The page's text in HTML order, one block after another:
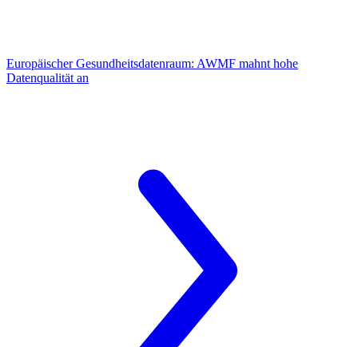
Europäischer Gesundheitsdatenraum: AWMF mahnt hohe
Datenqualität an